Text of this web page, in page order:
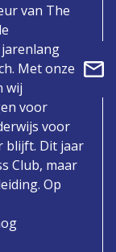
van The
Met onze
wij
voor
voor
blijft. Dit jaar
Club, maar
Op